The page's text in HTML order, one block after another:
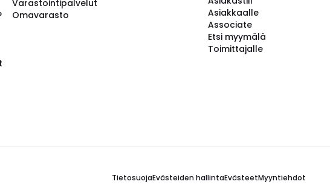
Varastointipalvelut
Omavarasto
Asiakkaalle
Associate
Etsi myymälä
Toimittajalle
TietosuojaEvästeiden hallintaEvästeetMyyntiehdot